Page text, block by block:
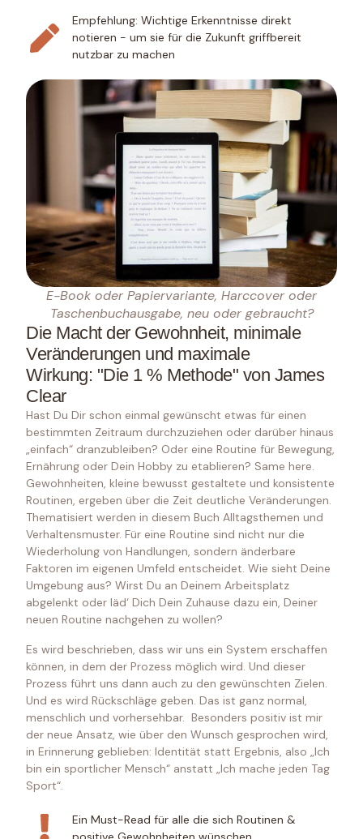
Empfehlung: Wichtige Erkenntnisse direkt
notieren - um sie für die Zukunft griffbereit
nutzbar zu machen
E-Book oder Papiervariante, Harccover oder
Taschenbuchausgabe, neu oder gebraucht?
Die Macht der Gewohnheit, minimale
Veränderungen und maximale
Wirkung: "Die 1 % Methode" von James
Clear
Hast Du Dir schon einmal gewünscht etwas für einen
bestimmten Zeitraum durchzuziehen oder darüber hinaus
„einfach“ dranzubleiben? Oder eine Routine für Bewegung,
Ernährung oder Dein Hobby zu etablieren? Same here.
Gewohnheiten, kleine bewusst gestaltete und konsistente
Routinen, ergeben über die Zeit deutliche Veränderungen.
Thematisiert werden in diesem Buch Alltagsthemen und
Verhaltensmuster. Für eine Routine sind nicht nur die
Wiederholung von Handlungen, sondern änderbare
Faktoren im eigenen Umfeld entscheidet. Wie sieht Deine
Umgebung aus? Wirst Du an Deinem Arbeitsplatz
abgelenkt oder läd‘ Dich Dein Zuhause dazu ein, Deiner
neuen Routine nachgehen zu wollen?
Es wird beschrieben, dass wir uns ein System erschaffen
können, in dem der Prozess möglich wird. Und dieser
Prozess führt uns dann auch zu den gewünschten Zielen.
Und es wird Rückschläge geben. Das ist ganz normal,
menschlich und vorhersehbar. Besonders positiv ist mir
der neue Ansatz, wie über den Wunsch gesprochen wird,
in Erinnerung geblieben: Identität statt Ergebnis, also „Ich
bin ein sportlicher Mensch“ anstatt „Ich mache jeden Tag
Sport“.
Ein Must-Read für alle die sich Routinen &